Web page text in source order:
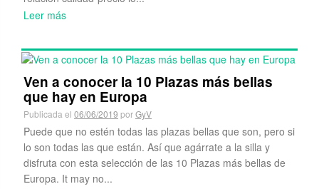
Leer más
Ven a conocer la 10 Plazas más bellas
que hay en Europa
Publicada el 06/06/2019 porGyV
Puede que no estén todas las plazas bellas que son, pero si
lo son todas las que están. Así que agárrate a la silla y
disfruta con esta selección de las 10 Plazas más bellas de
Europa. It may no...